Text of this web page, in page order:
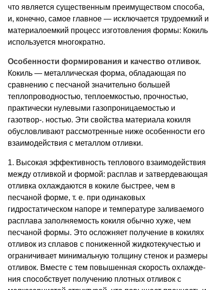
что является существенным преи­муществом способа,
и, конечно, самое главное — исключается трудоемкий и
материалоемкий процесс изготовления формы: Ко­киль
используется многократно.
Особенности формирования и качество отливок.
Кокиль — металлическая форма, обладающая по
сравнению с песчаной зна­чительно большей
теплопроводностью, теплоемкостью, проч­ностью,
практически нулевыми газопроницаемостью и
газотвор-. ностью. Эти свойства материала кокиля
обусловливают рассмот­ренные ниже особенности его
взаимодействия с металлом отливки.
1. Высокая эффективность теплового взаимодействия
между отливкой и формой: расплав и затвердевающая
отливка охлаж­даются в кокиле быстрее, чем в
песчаной форме, т. е. при одинако­вых
гидростатическом напоре и температуре заливаемого
расплава заполняемость кокиля обычно хуже, чем
песчаной формы. Это осложняет получение в кокилях
отливок из сплавов с пониженной жидкотекучестью и
ограничивает минимальную толщину стенок и размеры
отливок. Вместе с тем повышенная скорость охлажде­
ния способствует получению плотных отливок с